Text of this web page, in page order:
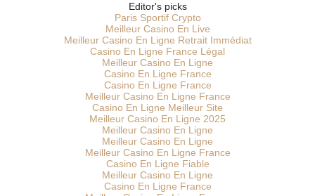
Editor's picks
Paris Sportif Crypto
Meilleur Casino En Live
Meilleur Casino En Ligne Retrait Immédiat
Casino En Ligne France Légal
Meilleur Casino En Ligne
Casino En Ligne France
Casino En Ligne France
Meilleur Casino En Ligne France
Casino En Ligne Meilleur Site
Meilleur Casino En Ligne 2025
Meilleur Casino En Ligne
Meilleur Casino En Ligne
Meilleur Casino En Ligne France
Casino En Ligne Fiable
Meilleur Casino En Ligne
Casino En Ligne France